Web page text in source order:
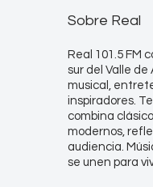
Sobre Real
Real 101.5 FM
sur del Valle
musical,
inspiradores.
combina
modernos,
audiencia.
se unen para